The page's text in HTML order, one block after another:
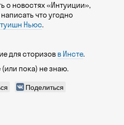
о новостях «Интуиции»,
что угодно
Ньюс.
для сторизов в Инсте.
пока) не знаю.
Поделиться